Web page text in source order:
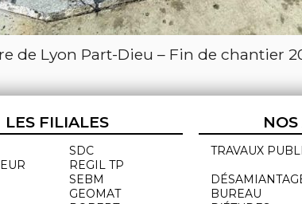
de Lyon Part-Dieu – Fin de chantier
LES FILIALES
SDC
REGIL TP
SEBM
GEOMAT
TRAVAUX
BUREAU